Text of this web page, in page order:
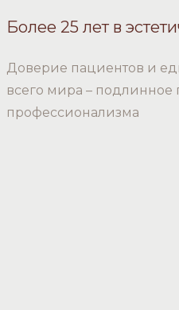
Более 25 лет в
Доверие пациентов и
всего мира – подлинное
профессионализма